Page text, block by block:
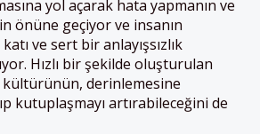
yol açarak hata yapmanın ve
önüne geçiyor ve insanın
ve sert bir anlayışsızlık
Hızlı bir şekilde oluşturulan
derinlemesine
kutuplaşmayı artırabileceğini de